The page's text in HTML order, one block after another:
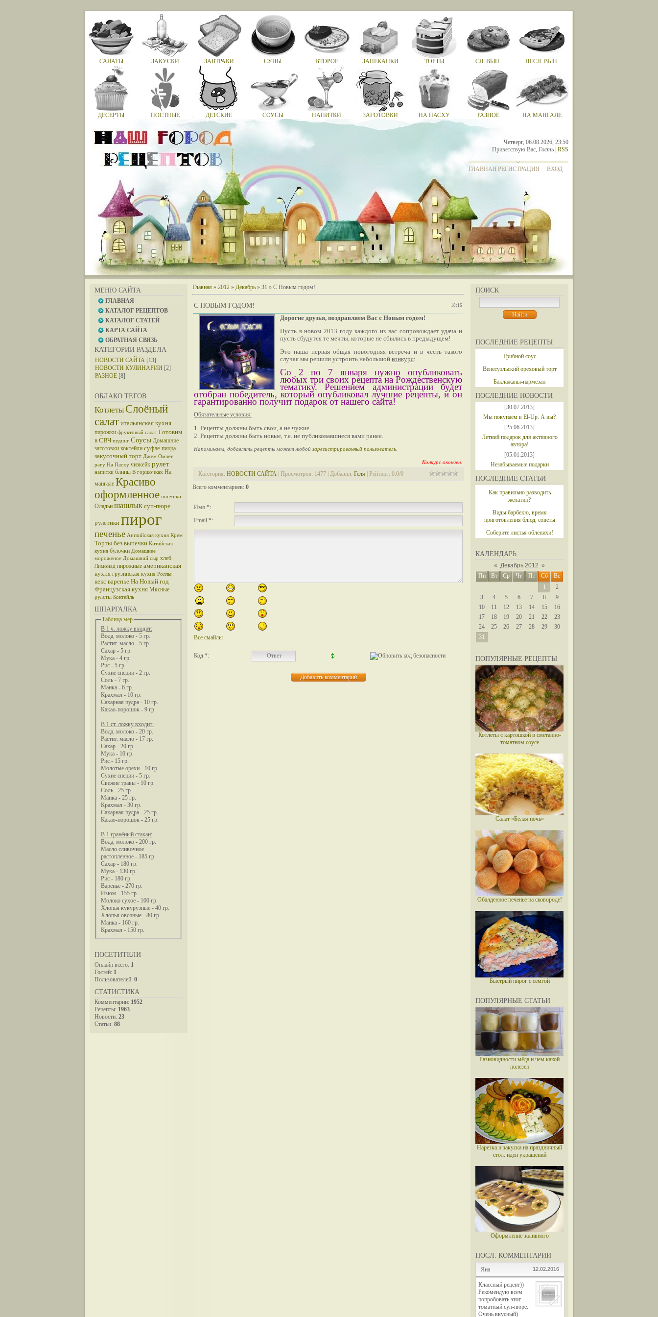
САЛАТЫ ЗАКУСКИ ЗАВТРАКИ СУПЫ ВТОРОЕ ЗАПЕКАНКИ ТОРТЫ СЛ. ВЫП. НЕСЛ. ВЫП.
ДЕСЕРТЫ ПОСТНЫЕ ДЕТСКИЕ СОУСЫ НАПИТКИ ЗАГОТОВКИ НА ПАСХУ РАЗНОЕ НА МАНГАЛЕ
Четверг, 06.08.2026, 23:50
Приветствую Вас, Гость RSS
ГЛАВНАЯ РЕГИСТРАЦИЯ ВХОД
МЕНЮ САЙТА
ГЛАВНАЯ
КАТАЛОГ РЕЦЕПТОВ
КАТАЛОГ СТАТЕЙ
КАРТА САЙТА
ОБРАТНАЯ СВЯЗЬ
КАТЕГОРИИ РАЗДЕЛА
НОВОСТИ САЙТА [13]
НОВОСТИ КУЛИНАРИИ [2]
РАЗНОЕ [8]
ОБЛАКО ТЕГОВ
Котлеты Слоёный
салат итальянская кухня
пирожки фруктовый салат Готовим
в СВЧ пудинг Соусы Домашние
заготовки коктейли суфле пицца
закусочный торт Джем Омлет
рагу На Пасху чизкейк рулет
напитки блины В горшочках На
мангале Красиво
оформленное пончики
Оладьи шашлык суп-пюре
рулетики пирог
печенье Английская кухня Крем
Торты без выпечки Китайская
кухня булочки Домашнее
мороженое Домашний сыр хлеб
Лимонад пирожные американская
кухня грузинская кухня Роллы
кекс варенье На Новый год
Французская кухня Мясные
рулеты Коктейль
ШПАРГАЛКА
Таблица мер
В 1 ч. ложку входит:
Вода, молоко - 5 гр.
Растит. масло - 5 гр.
Сахар - 5 гр.
Мука - 4 гр.
Рис - 5 гр.
Сухие специи - 2 гр.
Соль - 7 гр.
Манка - 6 гр.
Крахмал - 10 гр.
Сахарная пудра - 10 гр.
Какао-порошок - 9 гр.
В 1 ст. ложку входит:
Вода, молоко - 20 гр.
Растит. масло - 17 гр.
Сахар - 20 гр.
Мука - 10 гр.
Рис - 15 гр.
Молотые орехи - 10 гр.
Сухие специи - 5 гр.
Свежие травы - 10 гр.
Соль - 25 гр.
Манка - 25 гр.
Крахмал - 30 гр.
Сахарная пудра - 25 гр.
Какао-порошок - 25 гр.
В 1 гранёный стакан:
Вода, молоко - 200 гр.
Масло сливочное
растопленное - 185 гр.
Сахар - 180 гр.
Мука - 130 гр.
Рис - 180 гр.
Варенье - 270 гр.
Изюм - 155 гр.
Молоко сухое - 100 гр.
Хлопья кукурузные - 40 гр.
Хлопья овсяные - 80 гр.
Манка - 160 гр.
Крахмал - 150 гр.
ПОСЕТИТЕЛИ
Онлайн всего: 1
Гостей: 1
Пользователей: 0
СТАТИСТИКА
Комментарии: 1952
Рецепты: 1963
Новости: 23
Статьи: 88
ПОИСК
ПОСЛЕДНИЕ РЕЦЕПТЫ
Грибной соус
Венесуэльский ореховый торт
Баклажаны-пармезан
ПОСЛЕДНИЕ НОВОСТИ
[30.07.2013]
Мы покупаем в El-Up. А вы?
[25.06.2013]
Летний подарок для активного
автора!
[05.01.2013]
Незабываемые подарки
ПОСЛЕДНИЕ СТАТЬИ
Как правильно разводить
желатин?
Виды барбекю, время
приготовления блюд, советы
Соберите листья облепихи!
КАЛЕНДАРЬ
« Декабрь 2012 »
Пн
Вт Ср Чт Пт Сб
Вс
1
2
3
4 5 6 7 8
9
10
11 12 13 14 15
16
17
18 19 20 21 22
23
24
25 26 27 28 29
30
31
ПОПУЛЯРНЫЕ РЕЦЕПТЫ
Котлеты с картошкой в сметанно-
томатном соусе
Салат «Белая ночь»
Обалденное печенье на сковороде!
Быстрый пирог с семгой
ПОПУЛЯРНЫЕ СТАТЬИ
Разновидности мёда и чем какой
полезен
Нарезка и закуска на праздничный
стол: идеи украшений
Оформление заливного
ПОСЛ. КОММЕНТАРИИ
Яна 12.02.2016
Классный рецепт))
Рекомендую всем
попробовать этот
томатный суп-пюре.
Очень вкусный)
Главная » 2012 » Декабрь » 31 » С Новым годом!
18:16
С НОВЫМ ГОДОМ!
Дорогие друзья, поздравляем Вас с Новым годом!
Пусть в новом 2013 году каждого из вас сопровождает удача и
пусть сбудутся те мечты, которые не сбылись в предыдущем!
Это наша первая общая новогодняя встреча и в честь такого
случая мы решили устроить небольшой конкурс:
Со 2 по 7 января нужно опубликовать
любых три своих рецепта на Рождественскую
тематику. Решением администрации будет
отобран победитель, который опубликовал лучшие рецепты, и он
гарантированно получит подарок от нашего сайта!
Обязательные условия:
1. Рецепты должны быть свои, а не чужие.
2. Рецепты должны быть новые, т.е. не публиковавшиеся вами ранее.
Напоминаем, добавлять рецепты может любой зарегистрированный пользователь
Конкурс окончен.
Категория: НОВОСТИ САЙТА Просмотров: 1477 | Добавил: Геля Рейтинг: 0.0/0
Всего комментариев: 0
Имя *:
Email *:
Все смайлы
Код *: